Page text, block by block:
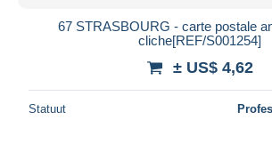
67 STRASBOURG - carte postale
cliche[REF/S001254]
± US$ 4,62
Statuut